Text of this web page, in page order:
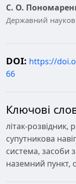
С. О.
Державний
DOI: https://
66
Ключові
літак-розвідник,
супутникова
система, засоби
наземний пункт,